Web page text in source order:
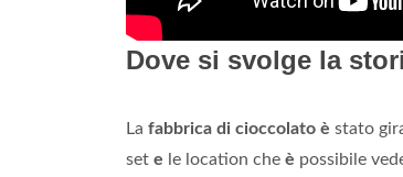
Dove si svolge la
La fabbrica di cioccolato è stato
set e le location che è possibile